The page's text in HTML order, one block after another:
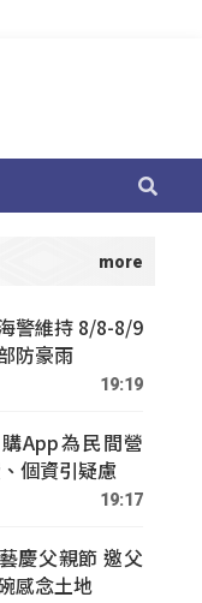
警維持 8/8-8/9
防豪雨
19:19
App為民間營
個資引疑慮
19:17
慶父親節 邀父
感念土地